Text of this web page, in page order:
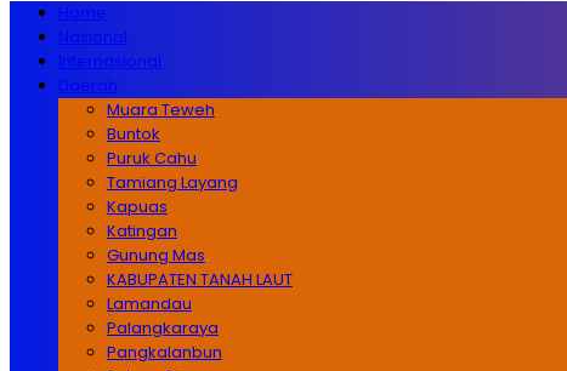
Home
Nasional
Internasional
Daerah
Muara Teweh
Buntok
Puruk Cahu
Tamiang Layang
Kapuas
Katingan
Gunung Mas
KABUPATEN TANAH LAUT
Lamandau
Palangkaraya
Pangkalanbun